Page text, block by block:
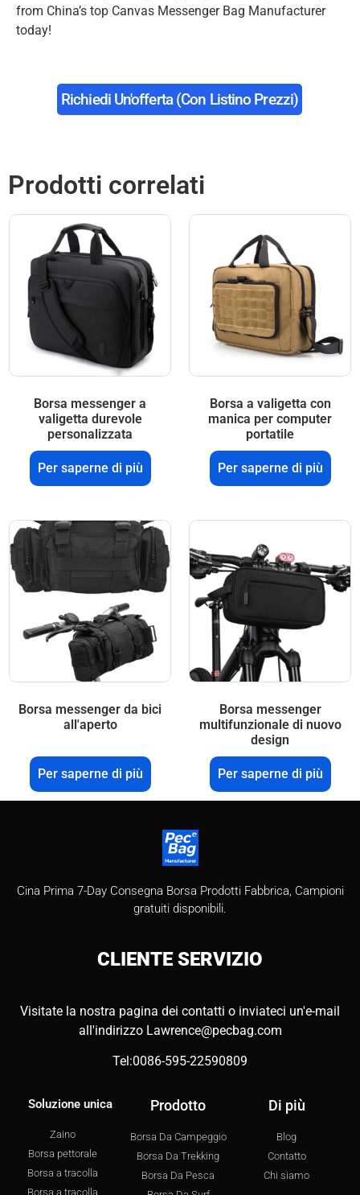
from China’s top Canvas Messenger Bag Manufacturer
today!
Richiedi Un'offerta (con Listino Prezzi)
Prodotti correlati
Borsa messenger a
valigetta durevole
personalizzata
Per saperne di più
Borsa a valigetta con
manica per computer
portatile
Per saperne di più
Borsa messenger da bici
all'aperto
Per saperne di più
Borsa messenger
multifunzionale di nuovo
design
Per saperne di più
Cina Prima 7-Day Consegna Borsa Prodotti Fabbrica, Campioni
gratuiti disponibili.
CLIENTE SERVIZIO
Visitate la nostra pagina dei contatti o inviateci un'e-mail
all'indirizzo Lawrence@pecbag.com
Tel:0086-595-22590809
Soluzione unica
Zaino
Borsa pettorale
Borsa a tracolla
Borsa a tracolla
Prodotto
Borsa Da Campeggio
Borsa Da Trekking
Borsa Da Pesca
Di più
Blog
Contatto
Chi siamo